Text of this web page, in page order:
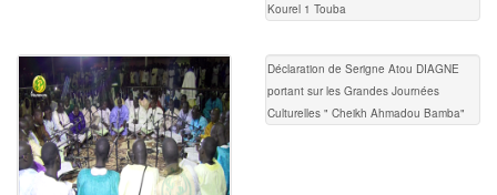
Kourel 1 Touba
Déclaration de Serigne Atou DIAGNE
portant sur les Grandes Journées
Culturelles " Cheikh Ahmadou Bamba"